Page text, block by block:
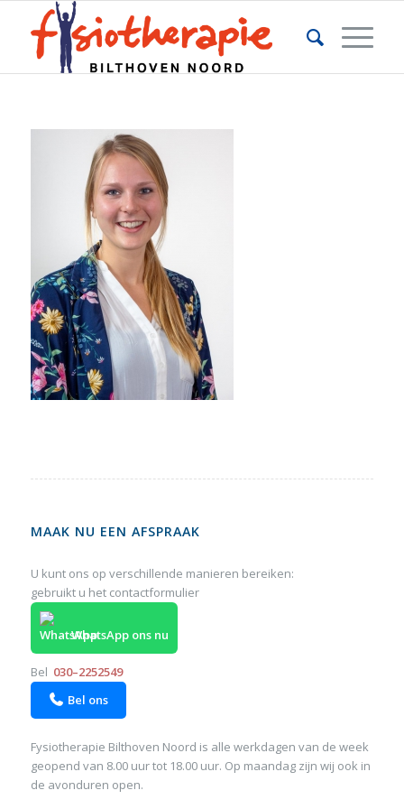
MAAK NU EEN AFSPRAAK
U kunt ons op verschillende manieren bereiken:
gebruikt u het contactformulier
WhatsApp ons nu
Bel 030–2252549
 Bel ons
Fysiotherapie Bilthoven Noord is alle werkdagen van de week
geopend van 8.00 uur tot 18.00 uur. Op maandag zijn wij ook in
de avonduren open.